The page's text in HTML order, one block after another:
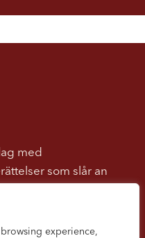
experience,
med
som slår an
berör, engagerar
i berättelser
som öppnar